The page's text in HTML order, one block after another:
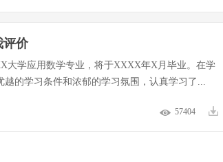
巡检
评价
大学应用数学专业，将于XXXX年X月毕业。在学
越的学习条件和浓郁的学习氛围，认真学习了...
57404